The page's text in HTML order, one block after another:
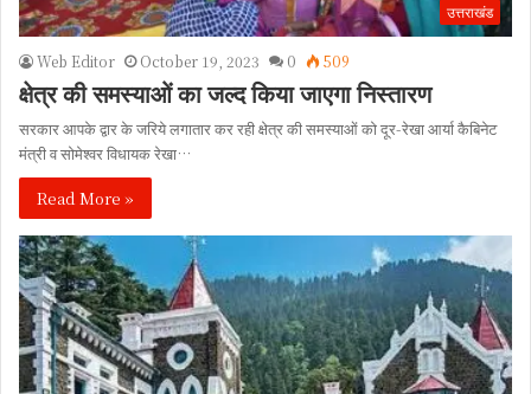
उत्तराखंड
Web Editor October 19, 2023 0 509
क्षेत्र की समस्याओं का जल्द किया जाएगा निस्तारण
सरकार आपके द्वार के जरिये लगातार कर रही क्षेत्र की समस्याओं को दूर-रेखा आर्या कैबिनेट
मंत्री व सोमेश्वर विधायक रेखा…
Read More »